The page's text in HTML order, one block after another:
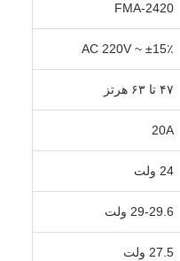
FMA-2420
AC 220V ~ ±15٪
۴۷ تا ۶۳ هرتز
20A
24 ولت
29-29.6 ولت
27.5 ولت